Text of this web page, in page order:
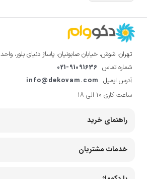
تهران، شوش، خیابان صابونیان، پاساژ دنیای بلور، واحد D21
شماره تماس 021-91091636
آدرس ایمیل info@dekovam.com
ساعت کاری 10 الی 18
راهنمای خرید
خدمات مشتریان